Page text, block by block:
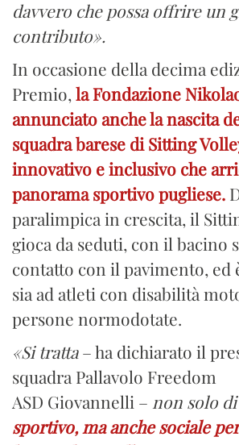
davvero che possa offrire un
contributo».
In occasione della decima
Premio, la Fondazione
annunciato anche la nascita
squadra barese di Sitting
innovativo e inclusivo che
panorama sportivo pugliese.
paralimpica in crescita, il
gioca da seduti, con il bacino
contatto con il pavimento, ed
sia ad atleti con disabilità
persone normodotate.
«Si tratta– ha dichiarato il
squadra Pallavolo Freedom
ASD Giovannelli – non solo
sportivo, ma anche sociale